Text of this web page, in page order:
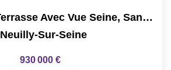
Appartement Terrasse Avec Vue Seine, Sans Vis-À-Vis
Neuilly-Sur-Seine
930 000 €